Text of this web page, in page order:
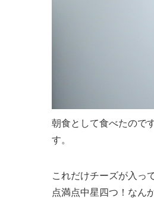
朝食として食べたので
す。
これだけチーズが入っ
点満点中星四つ！なん